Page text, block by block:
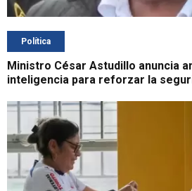
Política
Ministro César Astudillo anuncia
inteligencia para reforzar la